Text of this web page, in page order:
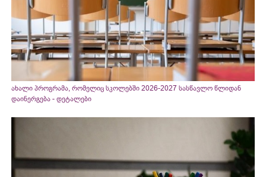
ახალი პროგრამა, რომელიც სკოლებში 2026-2027 სასწავლო წლიდან
დაინერგება - დეტალები